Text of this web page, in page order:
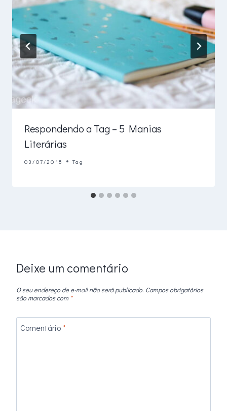
Respondendo a Tag – 5 Manias
Literárias
03/07/2018 Tag
Deixe um comentário
O seu endereço de e-mail não será publicado. Campos obrigatórios
são marcados com *
Comentário*